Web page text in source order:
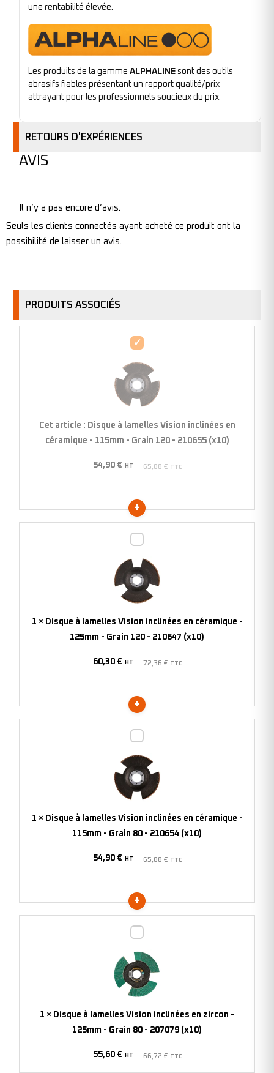
une rentabilité élevée.
Les produits de la gamme ALPHALINE sont des outils
abrasifs fiables présentant un rapport qualité/prix
attrayant pour les professionnels soucieux du prix.
RETOURS D'EXPÉRIENCES
AVIS
Il n’y a pas encore d’avis.
Seuls les clients connectés ayant acheté ce produit ont la
possibilité de laisser un avis.
PRODUITS ASSOCIÉS
Disque
lamelles
Vision
inclinées
115mm
120
(x10)
Cet article : Disque à lamelles Vision inclinées en
céramique - 115mm - Grain 120 - 210655 (x10)
54,90 € HT 65,88 € TTC
lamelles
Vision
inclinées
125mm
120
(x10)
1 × Disque à lamelles Vision inclinées en céramique -
125mm - Grain 120 - 210647 (x10)
60,30 € HT 72,36 € TTC
lamelles
Vision
inclinées
115mm
80
1 × Disque à lamelles Vision inclinées en céramique -
115mm - Grain 80 - 210654 (x10)
54,90 € HT 65,88 € TTC
lamelles
Vision
inclinées
125mm
1 × Disque à lamelles Vision inclinées en zircon -
125mm - Grain 80 - 207079 (x10)
55,60 € HT 66,72 € TTC